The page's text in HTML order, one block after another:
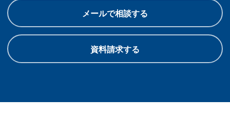
メールで相談する
資料請求する